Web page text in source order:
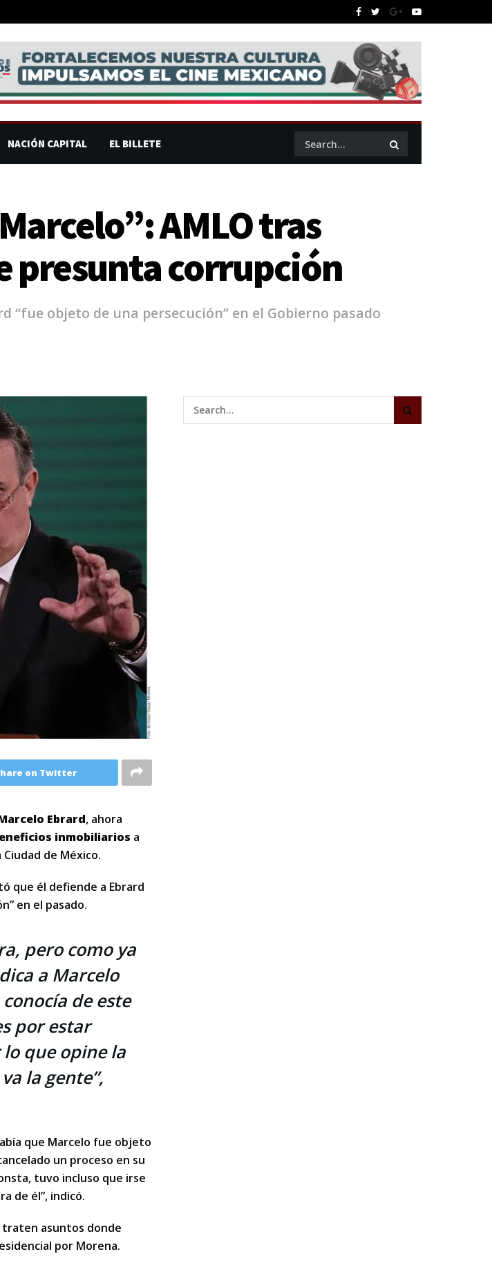
NACIÓN CAPITAL EL BILLETE
AMLO tras
presunta corrupción
“fue objeto de una persecución” en el Gobierno pasado
on Twitter
Ebrard, ahora
inmobiliarios a
de México.
que él defiende a Ebrard
en el pasado.
pero como ya
a Marcelo
de este
por estar
que opine la
la gente”,
que Marcelo fue objeto
un proceso en su
tuvo incluso que irse
de él”, indicó.
traten asuntos donde
por Morena.